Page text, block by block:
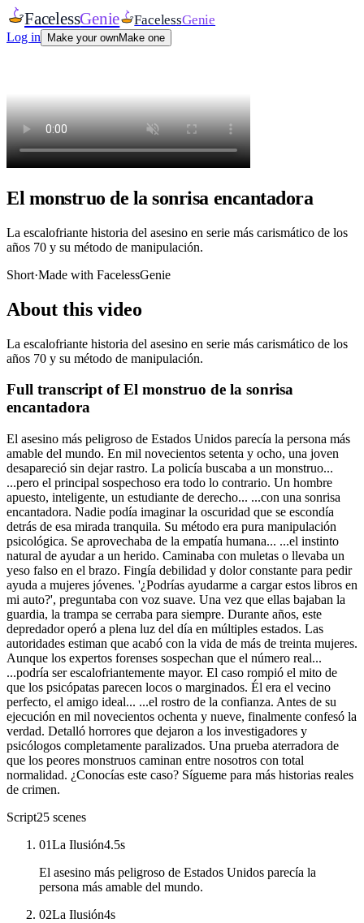
FacelessGenie FacelessGenie
Log in Make your ownMake one
El monstruo de la sonrisa encantadora
La escalofriante historia del asesino en serie más carismático de los
años 70 y su método de manipulación.
Short·Made with FacelessGenie
About this video
La escalofriante historia del asesino en serie más carismático de los
años 70 y su método de manipulación.
Full transcript ofEl monstruo de la sonrisa
encantadora
El asesino más peligroso de Estados Unidos parecía la persona más
amable del mundo. En mil novecientos setenta y ocho, una joven
desapareció sin dejar rastro. La policía buscaba a un monstruo...
...pero el principal sospechoso era todo lo contrario. Un hombre
apuesto, inteligente, un estudiante de derecho... ...con una sonrisa
encantadora. Nadie podía imaginar la oscuridad que se escondía
detrás de esa mirada tranquila. Su método era pura manipulación
psicológica. Se aprovechaba de la empatía humana... ...el instinto
natural de ayudar a un herido. Caminaba con muletas o llevaba un
yeso falso en el brazo. Fingía debilidad y dolor constante para pedir
ayuda a mujeres jóvenes. '¿Podrías ayudarme a cargar estos libros en
mi auto?', preguntaba con voz suave. Una vez que ellas bajaban la
guardia, la trampa se cerraba para siempre. Durante años, este
depredador operó a plena luz del día en múltiples estados. Las
autoridades estiman que acabó con la vida de más de treinta mujeres.
Aunque los expertos forenses sospechan que el número real...
...podría ser escalofriantemente mayor. El caso rompió el mito de
que los psicópatas parecen locos o marginados. Él era el vecino
perfecto, el amigo ideal... ...el rostro de la confianza. Antes de su
ejecución en mil novecientos ochenta y nueve, finalmente confesó la
verdad. Detalló horrores que dejaron a los investigadores y
psicólogos completamente paralizados. Una prueba aterradora de
que los peores monstruos caminan entre nosotros con total
normalidad. ¿Conocías este caso? Sígueme para más historias reales
de crimen.
Script25 scenes
01La Ilusión4.5s
El asesino más peligroso de Estados Unidos parecía la
persona más amable del mundo.
02La Ilusión4s